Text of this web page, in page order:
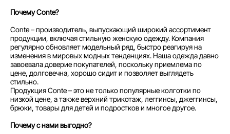
Почему Conte?
Conte – производитель, выпускающий широкий ассортимент
продукции, включая стильную женскую одежду. Компания
регулярно обновляет модельный ряд, быстро реагируя на
изменения в мировых модных тенденциях. Наша одежда давно
завоевала доверие покупателей, поскольку приемлема по
цене, долговечна, хорошо сидит и позволяет выглядеть
стильно.
Продукция Conte – это не только популярные колготки по
низкой цене, а также верхний трикотаж, леггинсы, джеггинсы,
брюки, товары для детей и подростков и многое другое.
Почему с нами выгодно?